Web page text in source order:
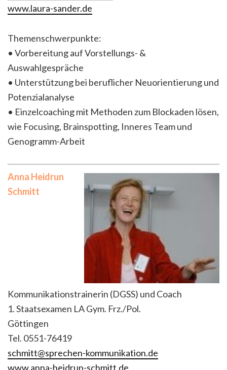
www.laura-sander.de
Themenschwerpunkte:
• Vorbereitung auf Vorstellungs- &
Auswahlgespräche
• Unterstützung bei beruflicher Neuorientierung und
Potenzialanalyse
• Einzelcoaching mit Methoden zum Blockaden lösen,
wie Focusing, Brainspotting, Inneres Team und
Genogramm-Arbeit
Anna Heidrun
Schmitt
Kommunikationstrainerin (DGSS) und Coach
1. Staatsexamen LA Gym. Frz./Pol.
Göttingen
Tel. 0551-76419
schmitt@sprechen-kommunikation.de
www.anna-heidrun-schmitt.de